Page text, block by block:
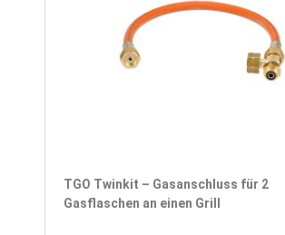
TGO Twinkit – Gasanschluss für 2
Gasflaschen an einen Grill